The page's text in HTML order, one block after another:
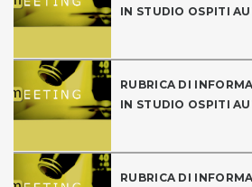
IN STUDIO OSPITI
RUBRICA DI
IN STUDIO OSPITI
RUBRICA DI